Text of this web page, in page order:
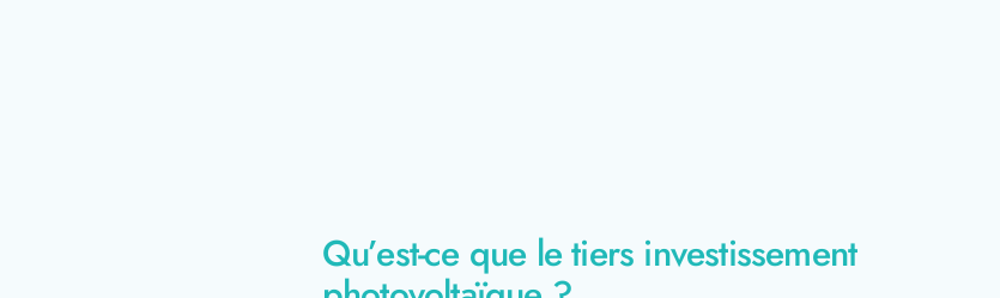
Qu’est-ce que le tiers investissement